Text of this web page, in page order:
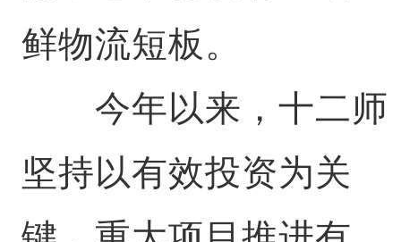
鲜物流短板。
今年以来，十二师
坚持以有效投资为关